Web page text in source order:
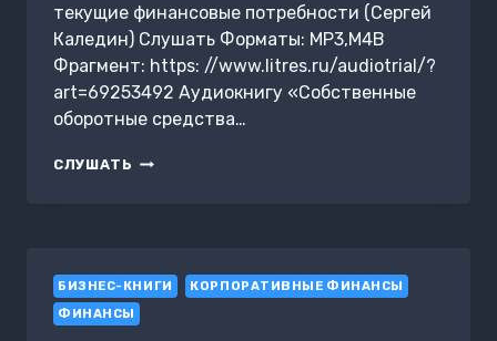
текущие финансовые потребности (Сергей
Каледин) Слушать Форматы: MP3,M4B
Фрагмент: https: //www.litres.ru/audiotrial/?
art=69253492 Аудиокнигу «Собственные
оборотные средства…
СЛУШАТЬ СОБСТВЕННЫЕ
ПОТРЕБНОСТИ
БИЗНЕС-КНИГИ
КОРПОРАТИВНЫЕ ФИНАНСЫ
ФИНАНСЫ